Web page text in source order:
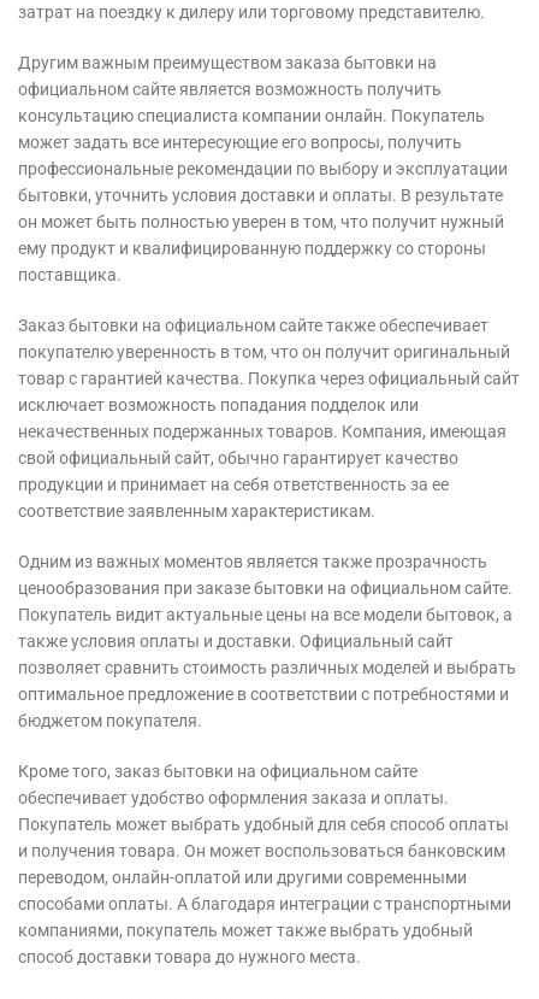
затрат на поездку к дилеру или торговому представителю.
Другим важным преимуществом заказа бытовки на
официальном сайте является возможность получить
консультацию специалиста компании онлайн. Покупатель
может задать все интересующие его вопросы, получить
профессиональные рекомендации по выбору и эксплуатации
бытовки, уточнить условия доставки и оплаты. В результате
он может быть полностью уверен в том, что получит нужный
ему продукт и квалифицированную поддержку со стороны
поставщика.
Заказ бытовки на официальном сайте также обеспечивает
покупателю уверенность в том, что он получит оригинальный
товар с гарантией качества. Покупка через официальный сайт
исключает возможность попадания подделок или
некачественных подержанных товаров. Компания, имеющая
свой официальный сайт, обычно гарантирует качество
продукции и принимает на себя ответственность за ее
соответствие заявленным характеристикам.
Одним из важных моментов является также прозрачность
ценообразования при заказе бытовки на официальном сайте.
Покупатель видит актуальные цены на все модели бытовок, а
также условия оплаты и доставки. Официальный сайт
позволяет сравнить стоимость различных моделей и выбрать
оптимальное предложение в соответствии с потребностями и
бюджетом покупателя.
Кроме того, заказ бытовки на официальном сайте
обеспечивает удобство оформления заказа и оплаты.
Покупатель может выбрать удобный для себя способ оплаты
и получения товара. Он может воспользоваться банковским
переводом, онлайн-оплатой или другими современными
способами оплаты. А благодаря интеграции с транспортными
компаниями, покупатель может также выбрать удобный
способ доставки товара до нужного места.